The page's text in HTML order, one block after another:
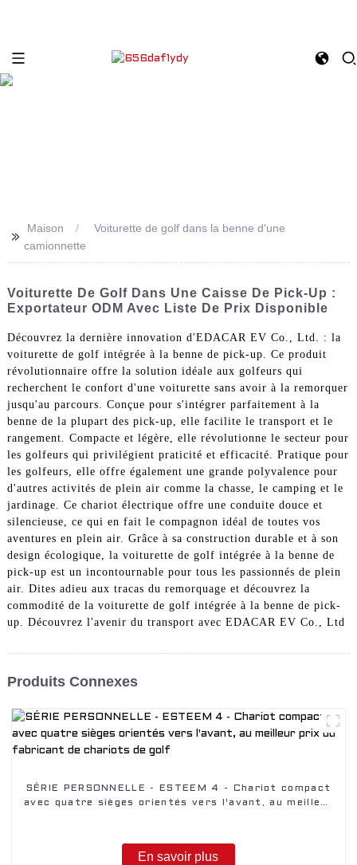
>>
Maison
Voiturette de golf dans la benne d'une
camionnette
Voiturette De Golf Dans Une Caisse De Pick-Up :
Exportateur ODM Avec Liste De Prix Disponible
Découvrez la dernière innovation d'EDACAR EV Co., Ltd. : la
voiturette de golf intégrée à la benne de pick-up. Ce produit
révolutionnaire offre la solution idéale aux golfeurs qui
recherchent le confort d'une voiturette sans avoir à la remorquer
jusqu'au parcours. Conçue pour s'intégrer parfaitement à la
benne de la plupart des pick-up, elle facilite le transport et le
rangement. Compacte et légère, elle révolutionne le secteur pour
les golfeurs qui privilégient praticité et efficacité. Pratique pour
les golfeurs, elle offre également une grande polyvalence pour
d'autres activités de plein air comme la chasse, le camping et le
jardinage. Ce chariot électrique offre une conduite douce et
silencieuse, ce qui en fait le compagnon idéal de toutes vos
aventures en plein air. Grâce à sa construction durable et à son
design écologique, la voiturette de golf intégrée à la benne de
pick-up est un incontournable pour tous les passionnés de plein
air. Dites adieu aux tracas du remorquage et découvrez la
commodité de la voiturette de golf intégrée à la benne de pick-
up. Découvrez l'avenir du transport avec EDACAR EV Co., Ltd
Produits Connexes
SÉRIE PERSONNELLE - ESTEEM 4 - Chariot compact
avec quatre sièges orientés vers l'avant, au meilleur
En savoir plus